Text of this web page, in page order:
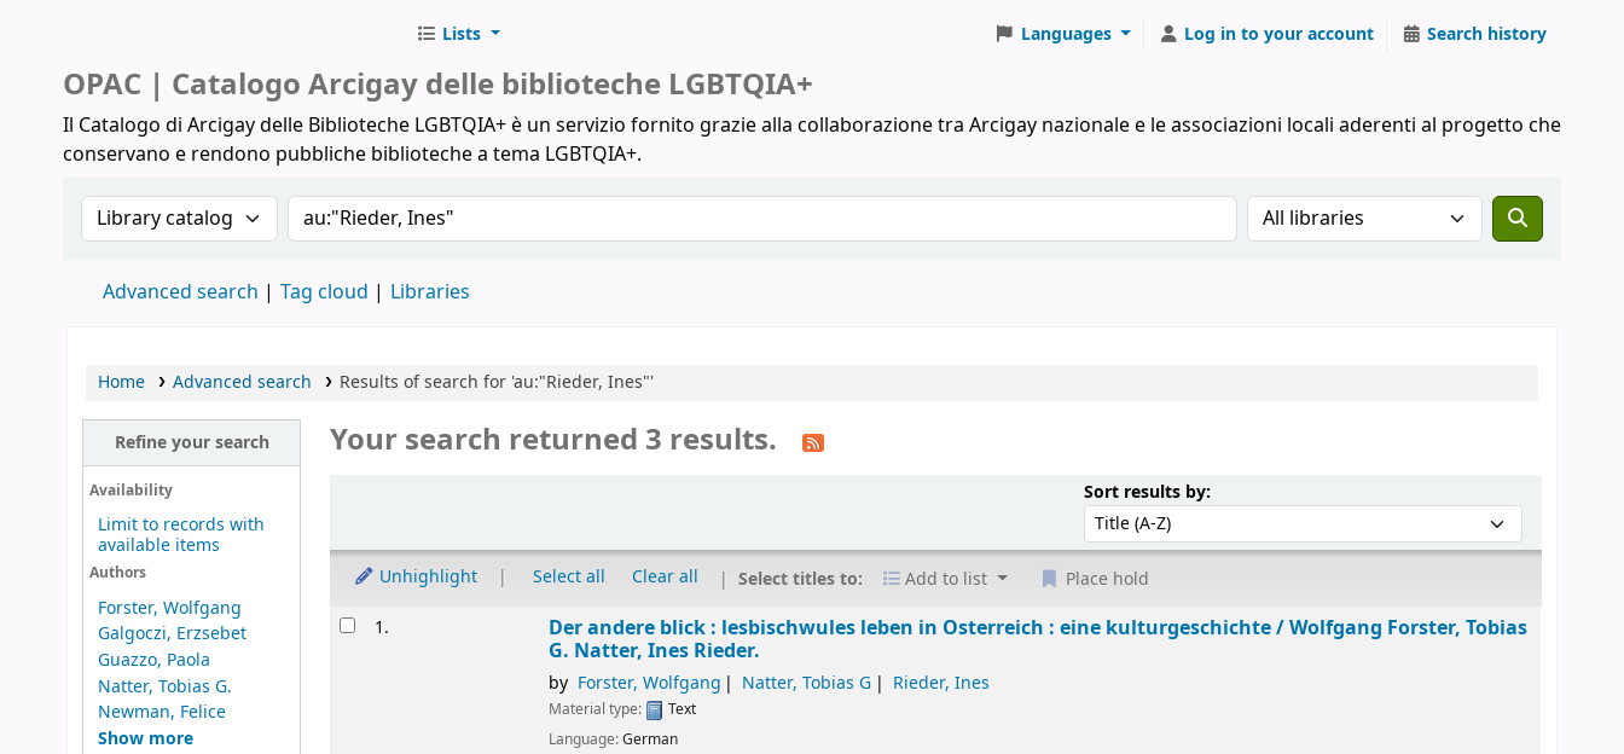
Biblioteche Arcigay
Lists Languages Log in to your account Search history
OPAC | Catalogo Arcigay delle biblioteche LGBTQIA+
Il Catalogo di Arcigay delle Biblioteche LGBTQIA+ è un servizio fornito grazie alla collaborazione tra Arcigay nazionale e le associazioni locali aderenti al progetto che
conservano e rendono pubbliche biblioteche a tema LGBTQIA+.
Search the catalog by:Search the catalog Search the catalog in:
Advanced search Tag cloud Libraries
Home Advanced search Results of search for 'au:"Rieder, Ines"'
Refine your search
Availability
Limit to records with
available items
Authors
Forster, Wolfgang
Galgoczi, Erzsebet
Guazzo, Paola
Natter, Tobias G.
Newman, Felice
Show more
Your search returned 3 results.
Sort results by:Sort by:
Unhighlight Select all Clear all Select titles to: Add to list Place hold
Results1. Der andere blick : lesbischwules leben in Osterreich : eine kulturgeschichte /Wolfgang Forster, Tobias
G. Natter, Ines Rieder.
by Forster, Wolfgang Natter, Tobias G Rieder, Ines
Material type:
Text
Language:German